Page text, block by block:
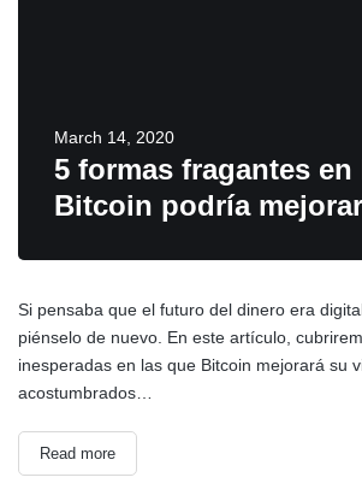
March 14, 2020
5 formas fragantes en
Bitcoin podría
Si pensaba que el futuro del dinero era
piénselo de nuevo. En este artículo,
inesperadas en las que Bitcoin mejorará su
acostumbrados…
Read more